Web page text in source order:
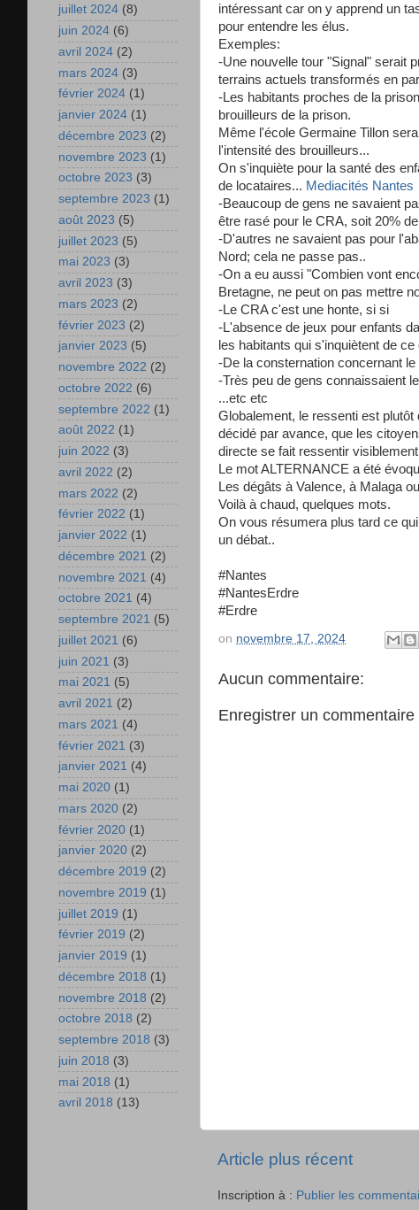
intéressant car on y apprend un
pour entendre les élus.
Exemples:
-Une nouvelle tour "Signal" serait
terrains actuels transformés en
-Les habitants proches de la
brouilleurs de la prison.
Même l'école Germaine Tillon
l'intensité des brouilleurs...
On s'inquiète pour la santé des
de locataires... Mediacités Nantes
-Beaucoup de gens ne savaient
être rasé pour le CRA, soit 20%
-D'autres ne savaient pas pour
Nord; cela ne passe pas..
-On a eu aussi "Combien vont
Bretagne, ne peut on pas mettre
-Le CRA c'est une honte, si si
-L'absence de jeux pour enfants
les habitants qui s'inquiètent de
-De la consternation concernant
-Très peu de gens connaissaient
...etc etc
Globalement, le ressenti est
décidé par avance, que les
directe se fait ressentir visiblement
Le mot ALTERNANCE a été
Les dégâts à Valence, à Malaga
Voilà à chaud, quelques mots.
On vous résumera plus tard ce
un débat..
#Nantes
#NantesErdre
#Erdre
on novembre 17, 2024
Aucun commentaire:
Enregistrer un commentaire
Article plus récent
Inscription à : Publier les
juillet 2024 (8)
juin 2024 (6)
avril 2024 (2)
mars 2024 (3)
février 2024 (1)
janvier 2024 (1)
décembre 2023 (2)
novembre 2023 (1)
octobre 2023 (3)
septembre 2023 (1)
août 2023 (5)
juillet 2023 (5)
mai 2023 (3)
avril 2023 (3)
mars 2023 (2)
février 2023 (2)
janvier 2023 (5)
novembre 2022 (2)
octobre 2022 (6)
septembre 2022 (1)
août 2022 (1)
juin 2022 (3)
avril 2022 (2)
mars 2022 (2)
février 2022 (1)
janvier 2022 (1)
décembre 2021 (2)
novembre 2021 (4)
octobre 2021 (4)
septembre 2021 (5)
juillet 2021 (6)
juin 2021 (3)
mai 2021 (5)
avril 2021 (2)
mars 2021 (4)
février 2021 (3)
janvier 2021 (4)
mai 2020 (1)
mars 2020 (2)
février 2020 (1)
janvier 2020 (2)
décembre 2019 (2)
novembre 2019 (1)
juillet 2019 (1)
février 2019 (2)
janvier 2019 (1)
décembre 2018 (1)
novembre 2018 (2)
octobre 2018 (2)
septembre 2018 (3)
juin 2018 (3)
mai 2018 (1)
avril 2018 (13)